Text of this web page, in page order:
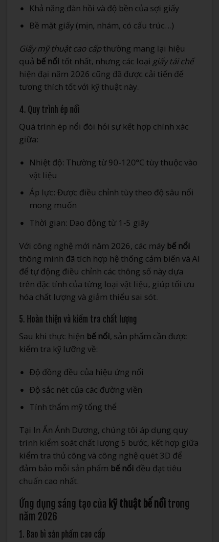
Khả năng đàn hồi và độ bền của sợi giấy
Bề mặt giấy (mịn, nhám, có cấu trúc…)
Giấy mỹ thuật cao cấpthường mang lại hiệu
quả bế nổi tốt nhất, nhưng các loại giấy tái chế
hiện đại năm 2026 cũng đã được cải tiến để
tương thích tốt với kỹ thuật này.
4. Quy trình ép nổi
Quá trình ép nổi đòi hỏi sự kết hợp chính xác
giữa:
Nhiệt độ: Thường từ 90-120°C tùy thuộc vào
vật liệu
Áp lực: Được điều chỉnh tùy theo độ sâu nổi
mong muốn
Thời gian: Dao động từ 1-5 giây
Với công nghệ mới năm 2026, các máy bế nổi
thông minh đã tích hợp hệ thống cảm biến và AI
để tự động điều chỉnh các thông số này dựa
trên đặc tính của từng loại vật liệu, giúp tối ưu
hóa chất lượng và giảm thiểu sai sót.
5. Hoàn thiện và kiểm tra chất lượng
Sau khi thực hiện bế nổi, sản phẩm cần được
kiểm tra kỹ lưỡng về:
Độ đồng đều của hiệu ứng nổi
Độ sắc nét của các đường viền
Tính thẩm mỹ tổng thể
Tại In Ấn Ánh Dương, chúng tôi áp dụng quy
trình kiểm soát chất lượng 5 bước, kết hợp giữa
kiểm tra thủ công và công nghệ quét 3D để
đảm bảo mỗi sản phẩm bế nổi đều đạt tiêu
chuẩn cao nhất.
Ứng dụng sáng tạo của kỹ thuật bế nổi trong
năm 2026
1. Bao bì sản phẩm cao cấp